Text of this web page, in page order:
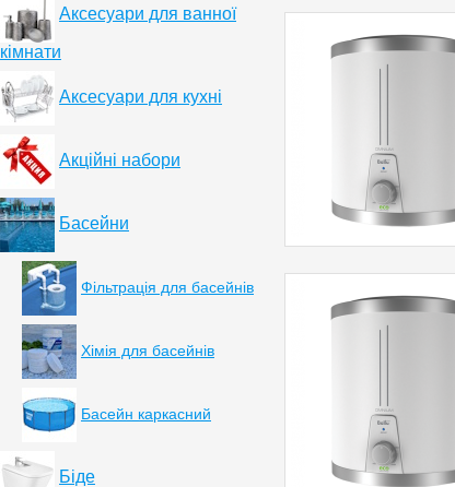
Аксесуари для ванної
кімнати
Аксесуари для кухні
Акційні набори
Басейни
Фільтрація для басейнів
Хімія для басейнів
Басейн каркасний
Біде